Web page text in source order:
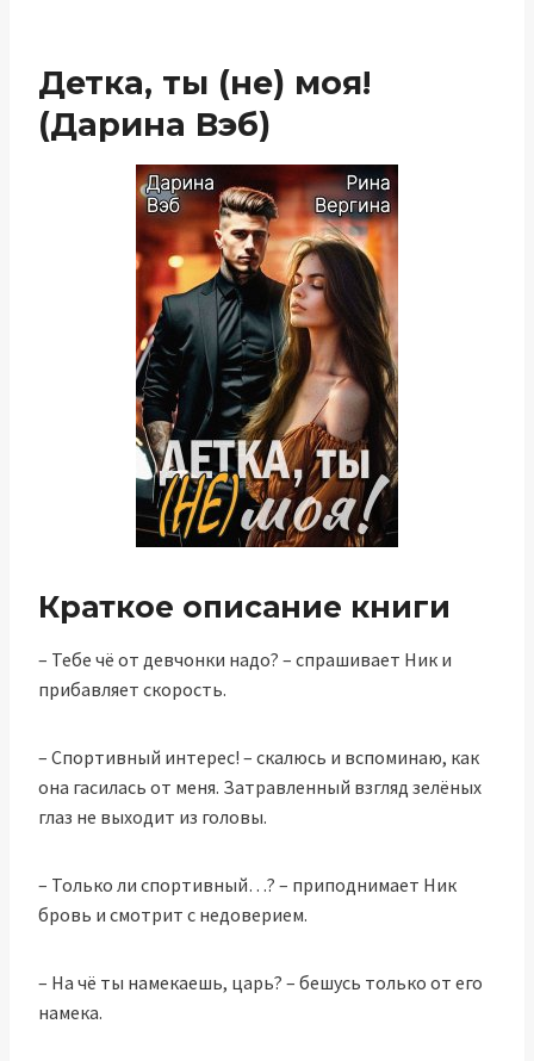
Детка, ты (не) моя!
(Дарина Вэб)
Краткое описание книги
– Тебе чё от девчонки надо? – спрашивает Ник и
прибавляет скорость.
– Спортивный интерес! – скалюсь и вспоминаю, как
она гасилась от меня. Затравленный взгляд зелёных
глаз не выходит из головы.
– Только ли спортивный…? – приподнимает Ник
бровь и смотрит с недоверием.
– На чё ты намекаешь, царь? – бешусь только от его
намека.